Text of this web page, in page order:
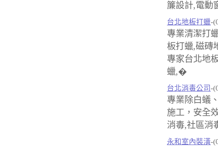
簾設計,電動
台北地板打蠟-
專業清潔打
板打蠟,磁磚
專家台北地
蠟,�
台北消毒公司 -
專業除白蟻
施工，安全
消毒,社區消
永和室內裝潢-